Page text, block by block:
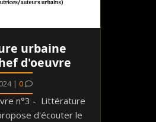
urbaine
d'oeuvre
| 0
n°3 - Littérature
d'écouter le